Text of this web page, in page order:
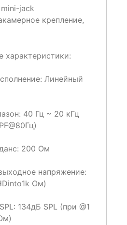
jack
крепление,
характеристики:
Линейный
40 Гц ~ 20 кГц
200 Ом
напряжение:
Ом)
134дБ SPL (при @1